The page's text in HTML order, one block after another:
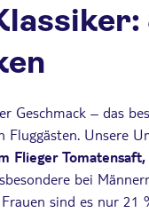
Geschmack – das
Unsere
Flieger Tomatensaft,
bei
sind es nur 21